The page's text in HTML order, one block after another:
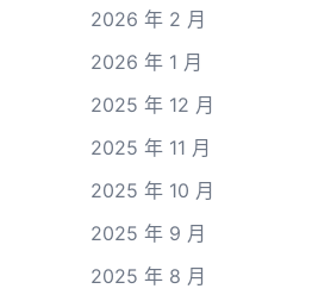
2026 年 2 月
2026 年 1 月
2025 年 12 月
2025 年 11 月
2025 年 10 月
2025 年 9 月
2025 年 8 月